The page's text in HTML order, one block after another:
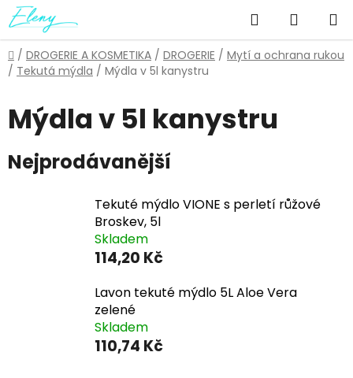
Přejít
na
obsah
Hledat
KOŠÍK
Domů
/ DROGERIE A KOSMETIKA / DROGERIE / Mytí a ochrana rukou
/ Tekutá mýdla / Mýdla v 5l kanystru
Mýdla v 5l kanystru
Nejprodávanější
Tekuté mýdlo VIONE s perletí růžové
Broskev, 5l
Skladem
114,20 Kč
Lavon tekuté mýdlo 5L Aloe Vera
zelené
Skladem
110,74 Kč